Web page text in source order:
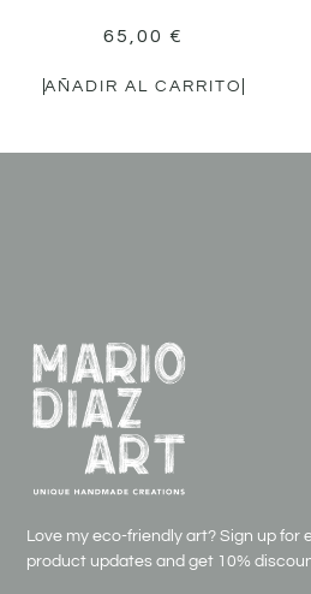
65,00 €
AÑADIR AL CARRITO
Love my eco-friendly art? Sign up for
product updates and get 10%